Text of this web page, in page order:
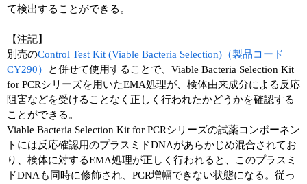
て検出することができる。
【注記】
別売のControl Test Kit (Viable Bacteria Selection)（製品コード
CY290）
と併せて使用することで、Viable Bacteria Selection Kit
for PCRシリーズを用いたEMA処理が、検体由来成分による反応
阻害などを受けることなく正しく行われたかどうかを確認する
ことができる。
Viable Bacteria Selection Kit for PCRシリーズの試薬コンポーネン
トには反応確認用のプラスミドDNAがあらかじめ混合されてお
り、検体に対するEMA処理が正しく行われると、このプラスミ
ドDNAも同時に修飾され、PCR増幅できない状態になる。従っ